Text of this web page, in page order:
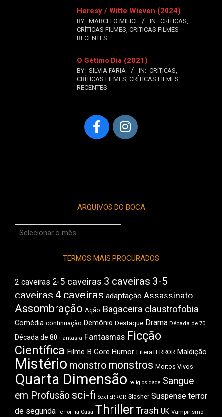
Heresy / Witte Wieven (2024)
BY: MARCELO MILICI IN: CRÍTICAS
CRÍTICAS FILMES CRÍTICAS FILMES
RECENTES
O Sétimo Dia (2021)
BY: SILVIA FARIA IN: CRÍTICAS
CRÍTICAS FILMES CRÍTICAS FILMES
RECENTES
ARQUIVOS DO BOCA
Arquivos
do
TERMOS MAIS PROCURADOS
2 caveiras 2-5 caveiras 3 caveiras 3-5
caveiras 4 caveiras adaptação Assassinato
Assombração Ação Bagaceira claustrofobia
Comédia continuação Demônio Destaque Drama Década de 70
Década de 80 Fantasia Fantasmas Ficção
Científica Filme B Gore Humor LiteraTERROR Maldição
Mistério monstro monstros Mortos Vivos
Quarta Dimensão religiosidade Sangue
em Profusão sci-fi SexTERROR Slasher Suspense terror
de segunda Terror na Casa ThrillerTrash UK Vampirismo